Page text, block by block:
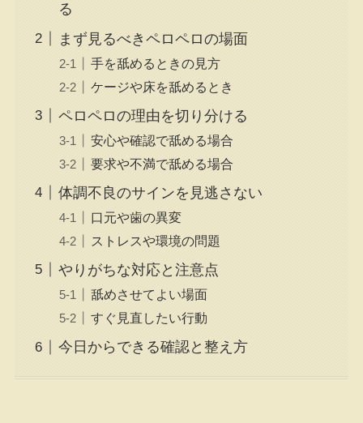
る
まず見るべきペロペロの場面
手を舐めるときの見方
ケージや床を舐めるとき
ペロペロの理由を切り分ける
安心や確認で舐める場合
要求や不満で舐める場合
体調不良のサインを見逃さない
口元や歯の異変
ストレスや環境の問題
やりがちな対応と注意点
舐めさせてよい場面
すぐ見直したい行動
今日からできる確認と整え方